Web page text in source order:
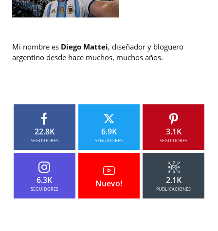
Mi nombre es Diego Mattei, diseñador y bloguero
argentino desde hace muchos, muchos años.
22.8K
SEGUIDORES
6.9K
SEGUIDORES
3.1K
SEGUIDORES
6.3K
SEGUIDORES
Nuevo! 2.1K
PUBLICACIONES